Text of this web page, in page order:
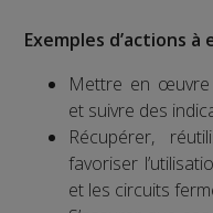
Exemples d’actions
Mettre en œuvre
et suivre des
Récupérer,
favoriser
et les circuits